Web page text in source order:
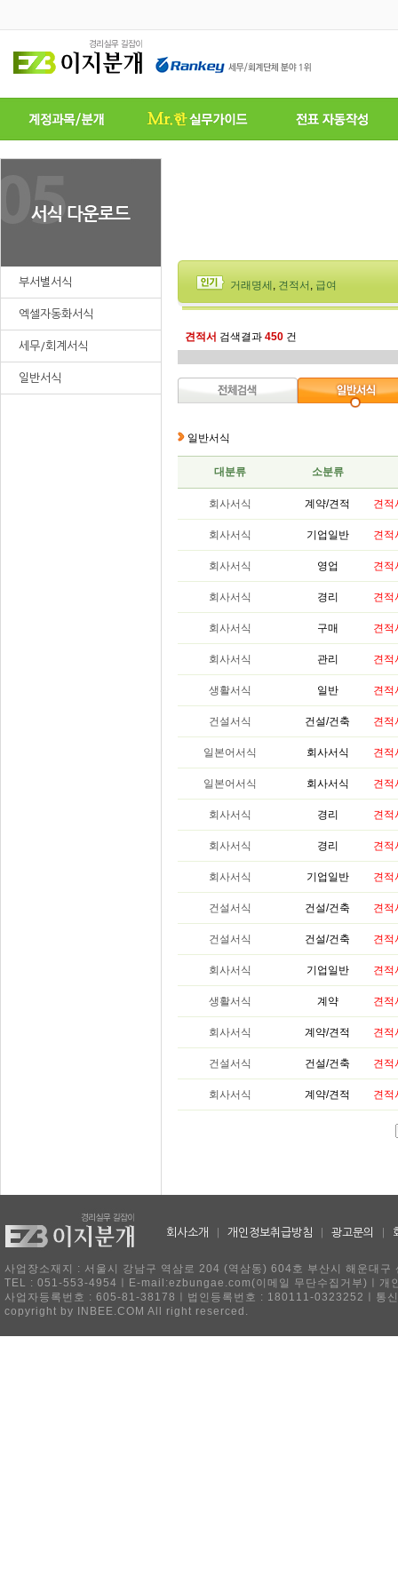
부서별서식
엑셀자동화서식
세무/회계서식
일반서식
거래명세 , 견적서 , 급여
견적서 검색결과 450 건
일반서식
대분류 소분류
회사서식 계약/견적 견적
회사서식 기업일반 견적
회사서식 영업 견적
회사서식 경리 견적
회사서식 구매 견적
회사서식 관리 견적
생활서식 일반 견적
건설서식 건설/건축 견적
일본어서식 회사서식 견적
일본어서식 회사서식 견적
회사서식 경리 견적
회사서식 경리 견적
회사서식 기업일반 견적
건설서식 건설/건축 견적
건설서식 건설/건축 견적
회사서식 기업일반 견적
생활서식 계약 견적
회사서식 계약/견적 견적
건설서식 건설/건축 견적
회사서식 계약/견적 견적
회사소개 개인정보취급방침 광고문의
사업장소재지 : 서울시 강남구 역삼로 204 (역삼동) 604호 부산시 해운대
TEL : 051-553-4954ㅣE-mail:ezbungae.com(이메일 무단수집거부)ㅣ개
사업자등록번호 : 605-81-38178ㅣ법인등록번호 : 180111-0323252ㅣ통
copyright by INBEE.COM All right reserced.